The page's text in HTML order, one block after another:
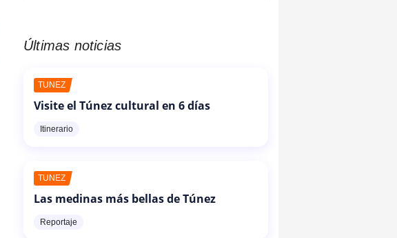
Últimas noticias
TÚNEZ
Visite el Túnez cultural en 6 días
Itinerario
TÚNEZ
Las medinas más bellas de Túnez
Reportaje